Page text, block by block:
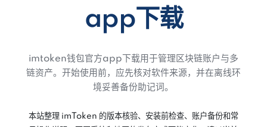
app下载
imtoken钱包官方app下载用于管理区块链账户与多
链资产。开始使用前，应先核对软件来源，并在离线环
境妥善备份助记词。
本站整理 imToken 的版本核验、安装前检查、账户备份和常